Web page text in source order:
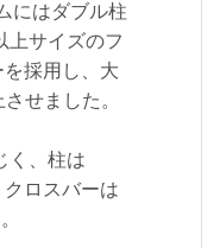
にはダブル柱
上サイズのフ
採用し、大
せました。
く、柱は
ロスバーは